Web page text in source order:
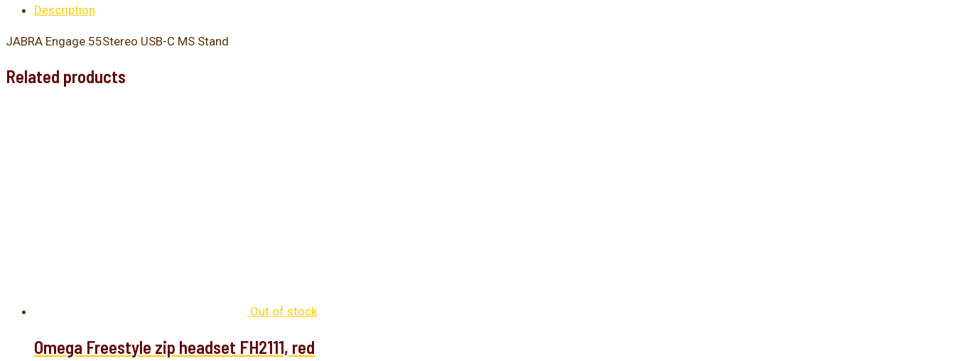
Description
JABRA Engage 55Stereo USB-C MS Stand
Related products
Out of stock
Omega Freestyle zip headset FH2111, red